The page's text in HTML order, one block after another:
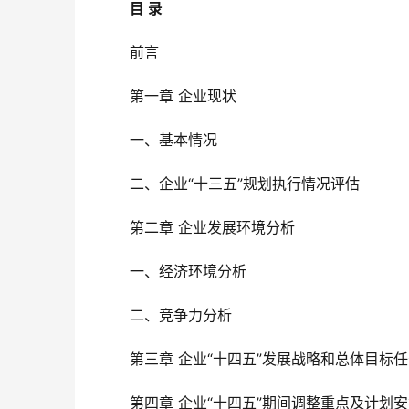
目 录
	前言
	第一章 企业现状
	一、基本情况
	二、企业“十三五”规划执行情况评估
	第二章 企业发展环境分析
	一、经济环境分析
	二、竞争力分析
第三章 企业“十四五”发展战略和总体目标
第四章 企业“十四五”期间调整重点及计划